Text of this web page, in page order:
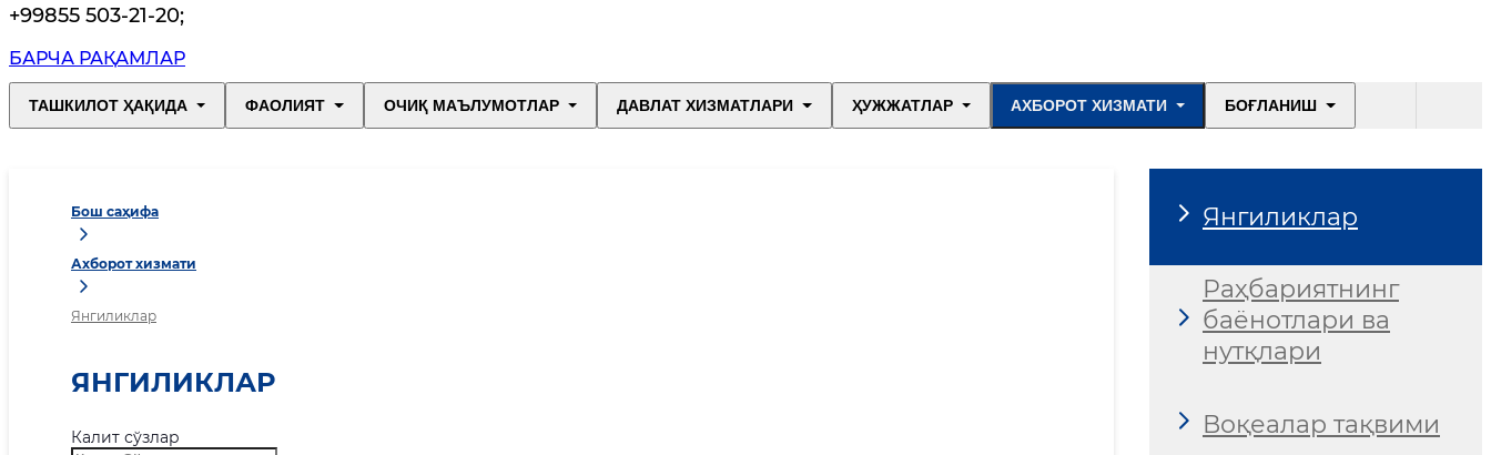
+99855 503-21-20;
БАРЧА РАҚАМЛАР
ТАШКИЛОТ ҲАҚИДА ФАОЛИЯТ ОЧИҚ МАЪЛУМОТЛАР ДАВЛАТ ХИЗМАТЛАРИ ҲУЖЖАТЛАР АХБОРОТ ХИЗМАТИ БОҒЛАНИШ
Бош саҳифа
Ахборот хизмати
Янгиликлар
ЯНГИЛИКЛАР
Калит сўзлар
Янгиликлар
Раҳбариятнинг
баёнотлари ва
нутқлари
Воқеалар тақвими